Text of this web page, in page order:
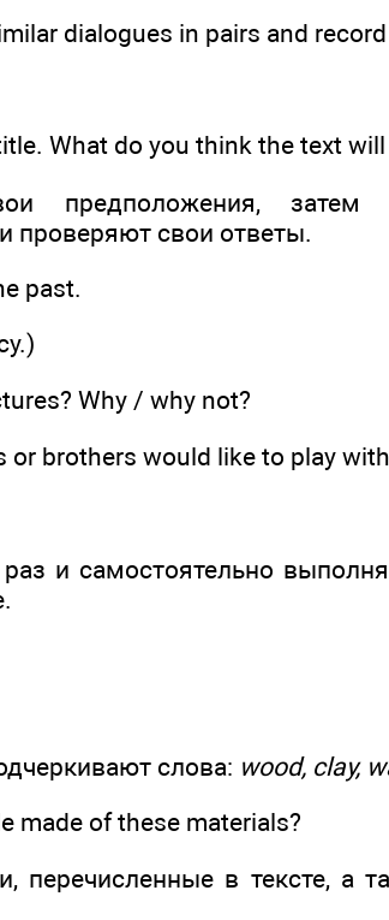
dialogues in pairs and
What do you think the text will
предположения,
проверяют свои ответы.
past.
Why / why not?
brothers would like to play
и самостоятельно
слова: wood, clay,
made of these materials?
перечисленные в тексте, а